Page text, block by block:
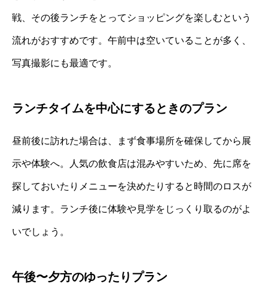
戦、その後ランチをとってショッピングを楽しむという
流れがおすすめです。午前中は空いていることが多く、
写真撮影にも最適です。
ランチタイムを中心にするときのプラン
昼前後に訪れた場合は、まず食事場所を確保してから展
示や体験へ。人気の飲食店は混みやすいため、先に席を
探しておいたりメニューを決めたりすると時間のロスが
減ります。ランチ後に体験や見学をじっくり取るのがよ
いでしょう。
午後〜夕方のゆったりプラン